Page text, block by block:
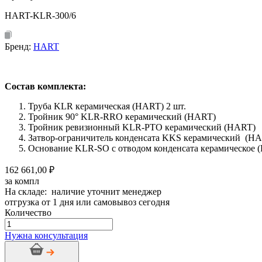
HART-KLR-300/6
Бренд: HART
Состав комплекта:
Труба KLR керамическая (HART) 2 шт.
Тройник 90° KLR-RRO керамический (HART)
Тройник ревизионный KLR-PTO керамический (HART)
Затвор-ограничитель конденсата KKS керамический
Основание KLR-SO с отводом конденсата керамическое
162 661,00 ₽
за компл
На складе: наличие уточнит менеджер
отгрузка от 1 дня или самовывоз сегодня
Количество
Количество
товара
Дымоход
керамический
Нужна консультация